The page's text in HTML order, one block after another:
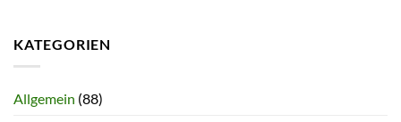
KATEGORIEN
Allgemein (88)